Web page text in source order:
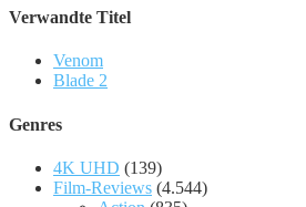
Verwandte Titel
Venom
Blade 2
Genres
4K UHD (139)
Film-Reviews (4.544)